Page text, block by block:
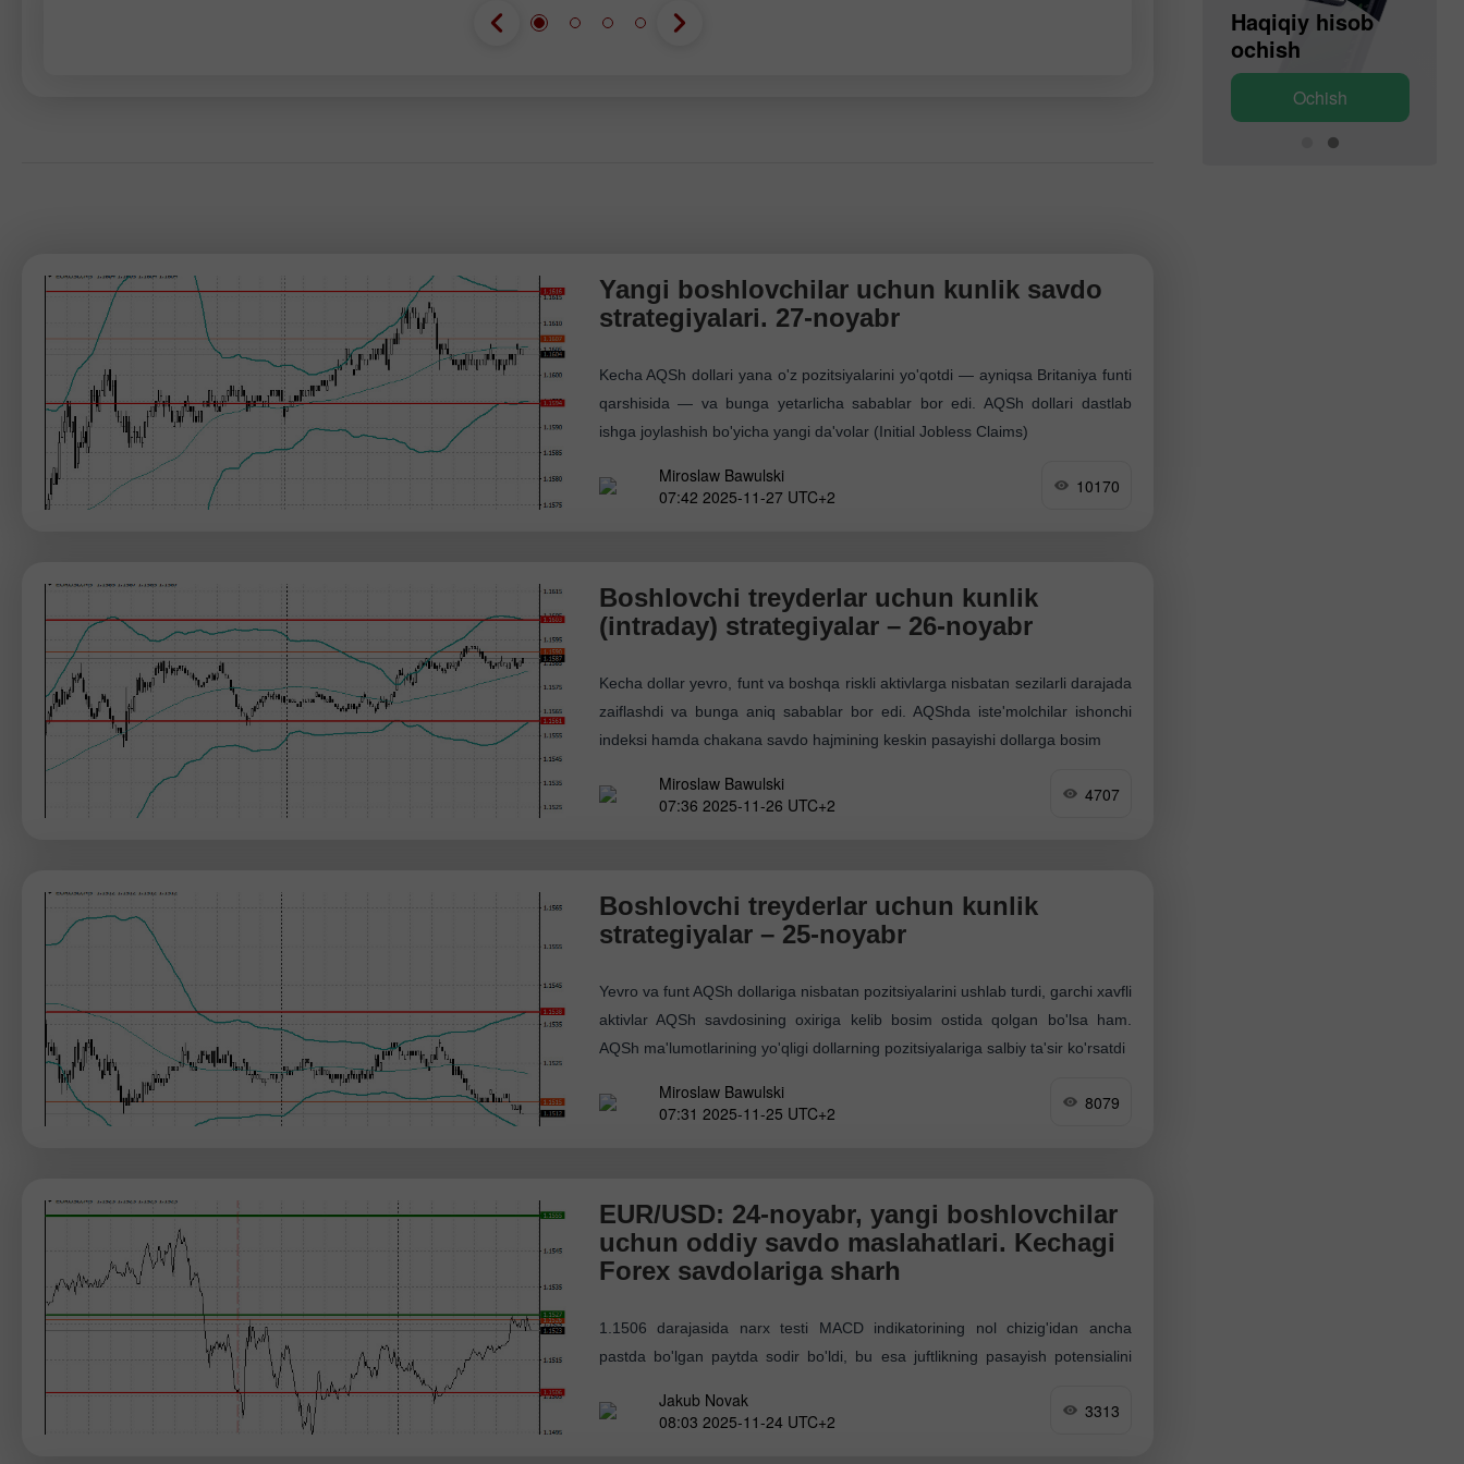
Yangi boshlovchilar uchun kunlik savdo
strategiyalari. 27-noyabr
Kecha AQSh dollari yana o'z pozitsiyalarini yo'qotdi — ayniqsa Britaniya funti
qarshisida — va bunga yetarlicha sabablar bor edi. AQSh dollari dastlab
ishga joylashish bo'yicha yangi da'volar (Initial Jobless Claims)
Miroslaw Bawulski
07:42 2025-11-27 UTC+2
10170
Boshlovchi treyderlar uchun kunlik
(intraday) strategiyalar – 26-noyabr
Kecha dollar yevro, funt va boshqa riskli aktivlarga nisbatan sezilarli darajada
zaiflashdi va bunga aniq sabablar bor edi. AQShda iste'molchilar ishonchi
indeksi hamda chakana savdo hajmining keskin pasayishi dollarga bosim
Miroslaw Bawulski
07:36 2025-11-26 UTC+2
4707
Boshlovchi treyderlar uchun kunlik
strategiyalar – 25-noyabr
Yevro va funt AQSh dollariga nisbatan pozitsiyalarini ushlab turdi, garchi xavfli
aktivlar AQSh savdosining oxiriga kelib bosim ostida qolgan bo'lsa ham.
AQSh ma'lumotlarining yo'qligi dollarning pozitsiyalariga salbiy ta'sir ko'rsatdi
Miroslaw Bawulski
07:31 2025-11-25 UTC+2
8079
EUR/USD: 24-noyabr, yangi boshlovchilar
uchun oddiy savdo maslahatlari. Kechagi
Forex savdolariga sharh
1.1506 darajasida narx testi MACD indikatorining nol chizig'idan ancha
pastda bo'lgan paytda sodir bo'ldi, bu esa juftlikning pasayish potensialini
indeksi
Jakub Novak
08:03 2025-11-24 UTC+2
3313
Demo hisob
Haqiqiy hisob
ochish
Ochish